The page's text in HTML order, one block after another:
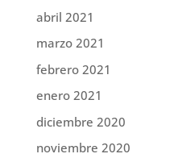
abril 2021
marzo 2021
febrero 2021
enero 2021
diciembre 2020
noviembre 2020